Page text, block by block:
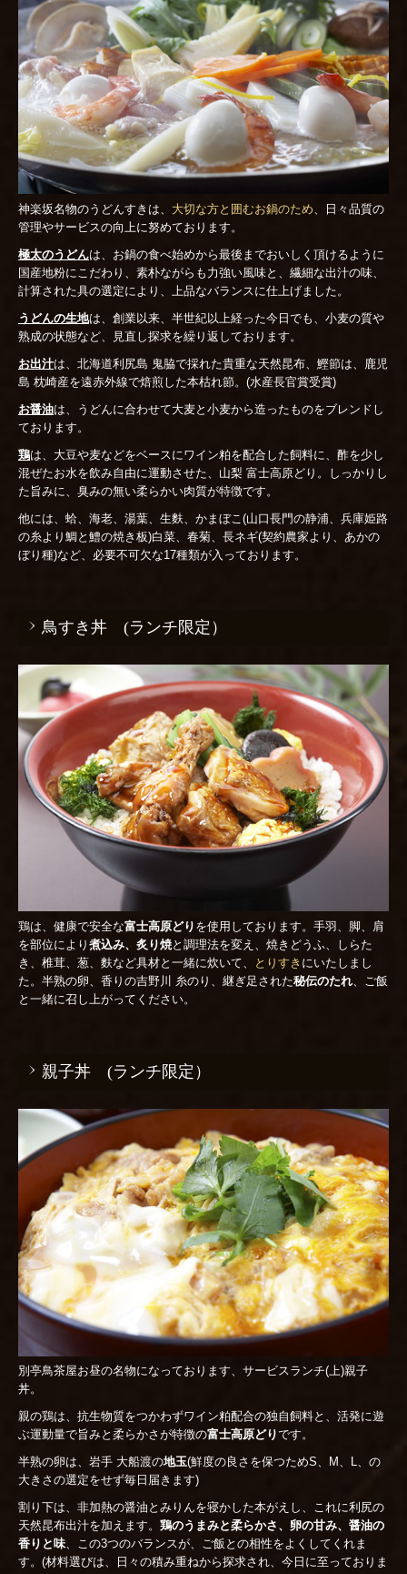
神楽坂名物のうどんすきは、 大切な方と囲むお鍋のため 、日々品質の
管理やサービスの向上に努めております。
極太のうどんは、お鍋の食べ始めから最後までおいしく頂けるように
国産地粉にこだわり、素朴ながらも力強い風味と、繊細な出汁の味、
計算された具の選定により、上品なバランスに仕上げました。
うどんの生地は、創業以来、半世紀以上経った今日でも、小麦の質や
熟成の状態など、見直し探求を繰り返しております。
お出汁は、北海道利尻島 鬼脇で採れた貴重な天然昆布、鰹節は、鹿児
島 枕崎産を遠赤外線で焙煎した本枯れ節。(水産長官賞受賞)
お醤油は、うどんに合わせて大麦と小麦から造ったものをブレンドし
ております。
鶏は、大豆や麦などをベースにワイン粕を配合した飼料に、酢を少し
混ぜたお水を飲み自由に運動させた、山梨 富士高原どり。しっかりし
た旨みに、臭みの無い柔らかい肉質が特徴です。
他には、蛤、海老、湯葉、生麩、かまぼこ(山口長門の静浦、兵庫姫路
の糸より鯛と鱧の焼き板)白菜、春菊、長ネギ(契約農家より、あかの
ぼり種)など、必要不可欠な17種類が入っております。
鳥すき丼 (ランチ限定）
鶏は、健康で安全な富士高原どり を使用しております。手羽、脚、肩
を部位により 煮込み、炙り焼と調理法を変え、焼きどうふ、しらた
き、椎茸、葱、麩など具材と一緒に炊いて、
とりすき にいたしまし
た。半熟の卵、香りの吉野川 糸のり、継ぎ足された秘伝のたれ 、ご飯
と一緒に召し上がってください。
親子丼 (ランチ限定）
別亭鳥茶屋お昼の名物になっております、サービスランチ(上)親子
丼。
親の鶏は、抗生物質をつかわずワイン粕配合の独自飼料と、活発に遊
ぶ運動量で旨みと柔らかさが特徴の富士高原どりです。
半熟の卵は、岩手 大船渡の地玉(鮮度の良さを保つためS、M、L、の
大きさの選定をせず毎日届きます)
割り下は、非加熱の醤油とみりんを寝かした本がえし、これに利尻の
天然昆布出汁を加えます。 鶏のうまみと柔らかさ、卵の甘み、醤油の
香りと味、この3つのバランスが、ご飯との相性をよくしてくれま
す。(材料選びは、日々の積み重ねから探求され、今日に至っておりま